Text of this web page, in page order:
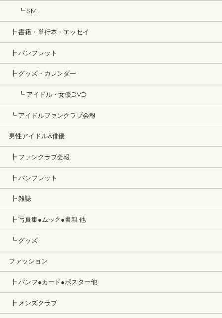
┗ SM
┣ 書籍・単行本・エッセイ
┣ パンフレット
┣ グッズ・カレンダー
┗ アイドル・女優DVD
┗ アイドルファンクラブ会報
男性アイドル&俳優
┣ ファンクラブ会報
┣ パンフレット
┣ 雑誌
┣ 写真集●ムック●書籍 他
┗ グッズ
ファッション
┣ パンフ●カード●ポスター他
┣ メンズクラブ